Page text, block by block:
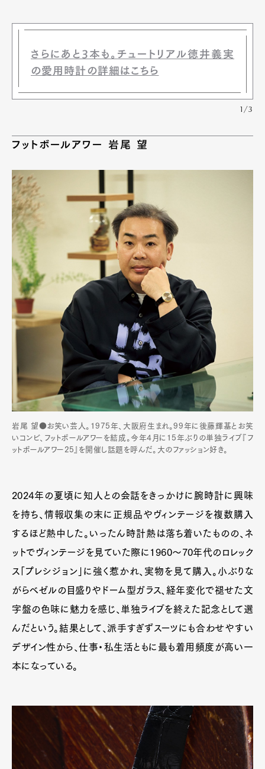
さらにあと3本も。チュートリアル徳井義実
の愛用時計の詳細はこちら
1/3
フットボールアワー 岩尾 望
岩尾 望●お笑い芸人。1975年、大阪府生まれ。99年に後藤輝基とお笑
いコンビ、フットボールアワーを結成。今年4月に15年ぶりの単独ライブ『フ
ットボールアワー25』を開催し話題を呼んだ。大のファッション好き。
2024年の夏頃に知人との会話をきっかけに腕時計に興味
を持ち、情報収集の末に正規品やヴィンテージを複数購入
するほど熱中した。いったん時計熱は落ち着いたものの、ネ
ットでヴィンテージを見ていた際に1960〜70年代のロレック
ス「プレシジョン」に強く惹かれ、実物を見て購入。小ぶりな
がらベゼルの目盛りやドーム型ガラス、経年変化で褪せた文
字盤の色味に魅力を感じ、単独ライブを終えた記念として選
んだという。結果として、派手すぎずスーツにも合わせやすい
デザイン性から、仕事・私生活ともに最も着用頻度が高い一
本になっている。